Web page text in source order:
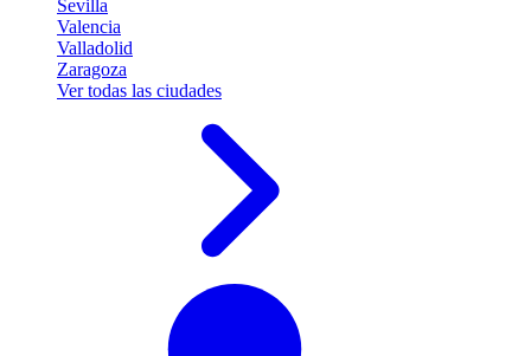
Sevilla
Valencia
Valladolid
Zaragoza
Ver todas las ciudades